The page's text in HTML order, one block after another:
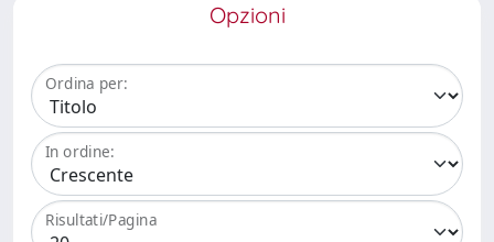
Opzioni
Ordina per:
In ordine:
Risultati/Pagina